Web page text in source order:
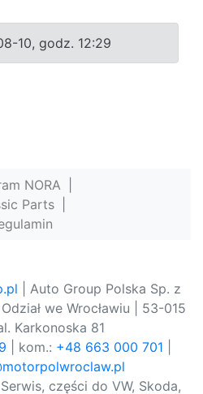
10, godz. 12:29
NORA
Parts
| Auto Group Polska Sp. z
we Wrocławiu | 53-015
Karkonoska 81
| kom.: +48 663 000 701
części do VW, Skoda,